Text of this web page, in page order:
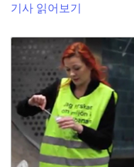
기사 읽어보기